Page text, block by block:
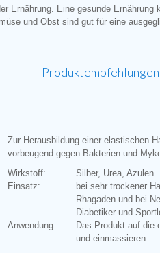
Ernährung. Eine gesunde Ernährung
und Obst sind gut für eine
Produktempfehlungen
Zur Herausbildung einer elastischen
vorbeugend gegen Bakterien und
Wirkstoff:
Silber, Urea, Azulen
Einsatz:
bei sehr trockener
Rhagaden und bei
Diabetiker und
Anwendung:
Das Produkt auf die
und einmassieren